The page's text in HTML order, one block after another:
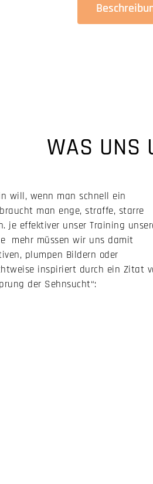
WAS UNS
will, wenn man schnell ein
man enge, straffe, starre
je effektiver unser Training
mehr müssen wir uns damit
plumpen Bildern oder
inspiriert durch ein Zitat
der Sehnsucht“: